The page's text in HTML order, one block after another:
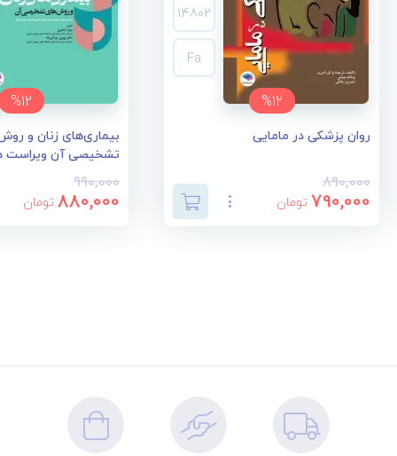
%12
14802
Fa
روان پزشکی در مامایی
890,000
790,000 تومان
%12
بیماری‌های زنان و
تشخیصی آن ویراست
990,000
880,000 تومان